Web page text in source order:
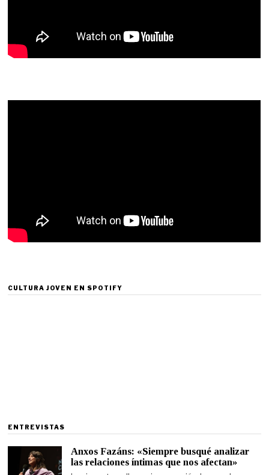
CULTURA JOVEN EN SPOTIFY
ENTREVISTAS
Anxos Fazáns: «Siempre busqué analizar
las relaciones íntimas que nos afectan»